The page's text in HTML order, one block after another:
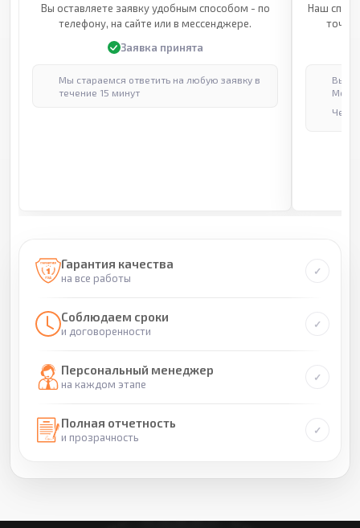
Вы оставляете заявку удобным способом - по
телефону, на сайте или в мессенджере.
Заявка принята
Мы стараемся ответить на любую заявку в
течение 15 минут
Наш
Гарантия качества
на все работы
Соблюдаем сроки
и договоренности
Персональный менеджер
на каждом этапе
Полная отчетность
и прозрачность